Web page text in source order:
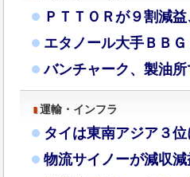
ＰＴＴＯＲが９割減
エタノール大手ＢＢ
バンチャーク、製油
運輸・インフラ
タイは東南アジア３
物流サイノーが減収